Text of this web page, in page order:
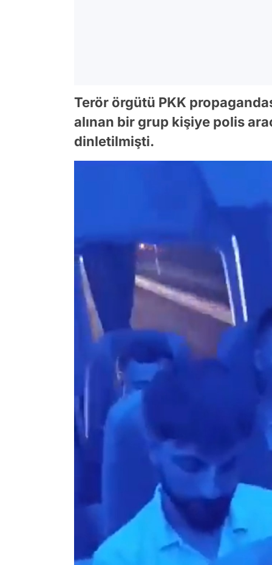
Terör örgütü PKK
alınan bir grup kişiye polis
dinletilmişti.